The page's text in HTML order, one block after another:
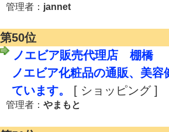
管理者： jannet
第50位
ノエビア販売代理店 棚橋
ノエビア化粧品の通販、美容
ています。
[ ショッピング ]
管理者： やまもと